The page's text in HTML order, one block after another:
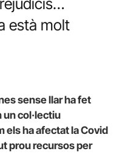
està molt
sense llar ha fet
un col·lectiu
els ha afectat la Covid
prou recursos per